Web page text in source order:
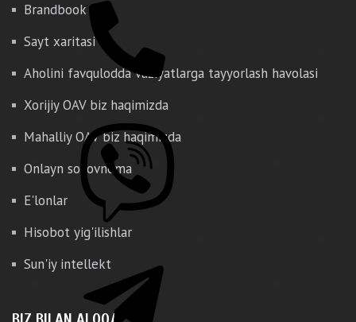
Brandbook
Sayt xaritasi
Aholini favqulodda vaziyatlarga tayyorlash havolasi
Xorijiy OAV biz haqimizda
Mahalliy OAV biz haqimizda
Onlayn so'rovnoma
E'lonlar
Hisobot yig'ilishlar
Sun'iy intellekt